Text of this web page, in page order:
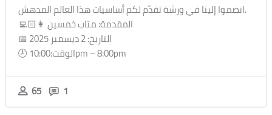
انضموا إلينا في ورشة تقدّم لكم أساسيات هذا العالم المدهش.
👩🏻‍💻 المقدمة: متاب خمسين
📅 التاريخ: 2 ديسمبر 2025
🕗 الوقت:10:00pm – 8:00pm
65 1